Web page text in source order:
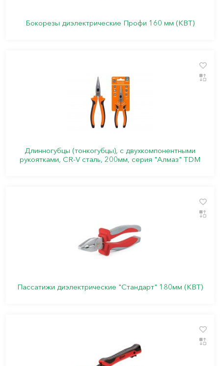
Бокорезы диэлектрические Профи 160 мм (КВТ)
Длинногубцы (тонкогубцы), с двухкомпонентными
рукоятками, CR-V сталь, 200мм, серия "Алмаз" TDM
Пассатижи диэлектрические "Стандарт" 180мм (КВТ)